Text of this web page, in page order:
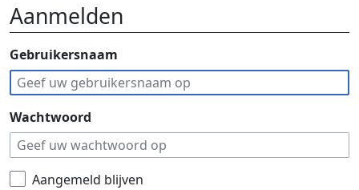
Aanmelden
Ga naar:navigatie,
Gebruikersnaam
Wachtwoord
Aangemeld blijven